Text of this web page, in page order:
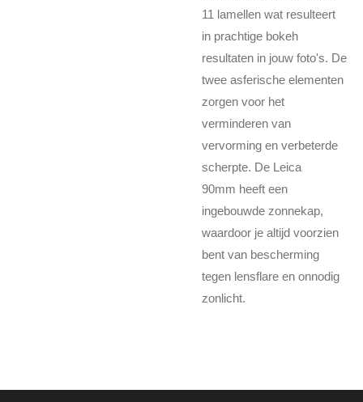
11 lamellen wat resulteert
in prachtige bokeh
resultaten in jouw foto's. De
twee asferische elementen
zorgen voor het
verminderen van
vervorming en verbeterde
scherpte. De Leica
90mm heeft een
ingebouwde zonnekap,
waardoor je altijd voorzien
bent van bescherming
tegen lensflare en onnodig
zonlicht.